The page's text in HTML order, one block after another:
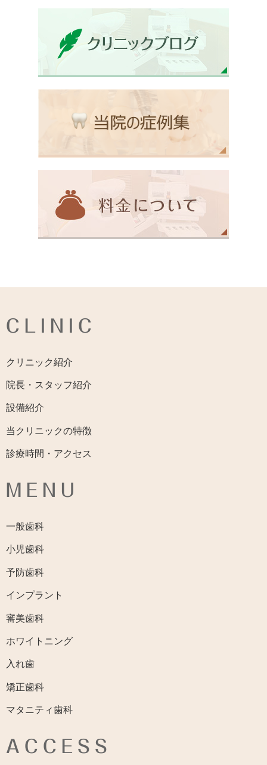
CLINIC
クリニック紹介
院長・スタッフ紹介
設備紹介
当クリニックの特徴
診療時間・アクセス
MENU
一般歯科
小児歯科
予防歯科
インプラント
審美歯科
ホワイトニング
入れ歯
矯正歯科
マタニティ歯科
ACCESS